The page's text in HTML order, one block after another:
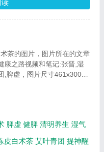
读
茶的图片，图片所在的文章
康之路视频和笔记:张晋,湿
,脾虚，图片尺寸461x300像
脾虚 健脾 清明养生 湿气
皮白术茶 艾叶青团 提神醒